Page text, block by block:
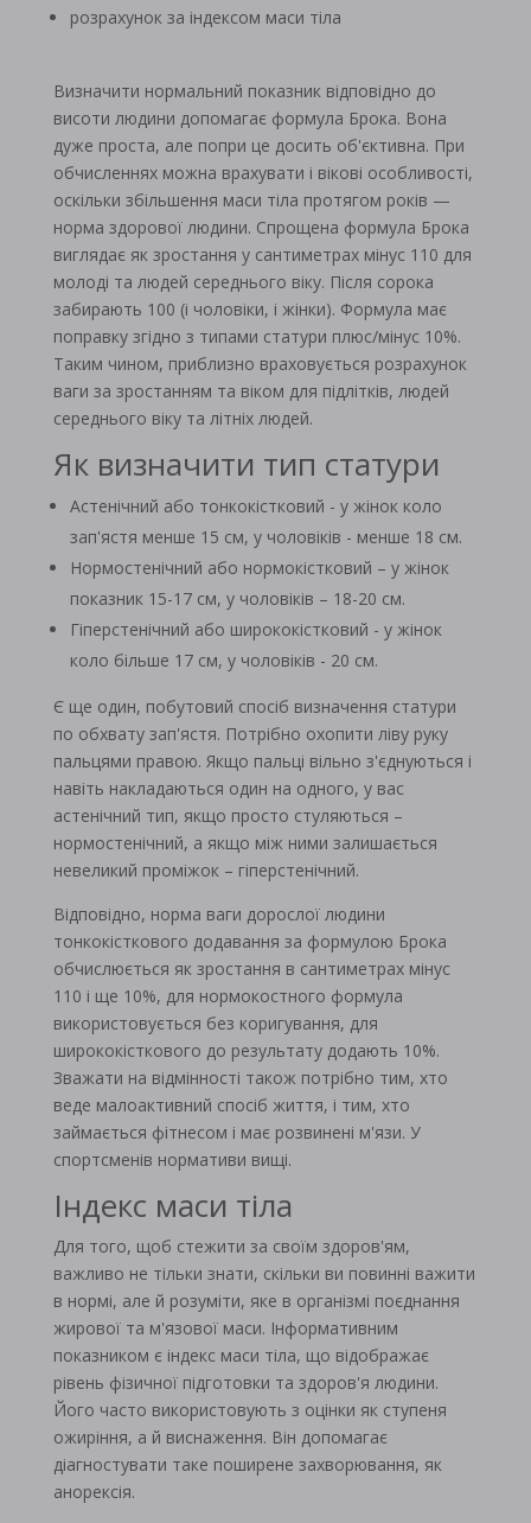
розрахунок за індексом маси тіла
Визначити нормальний показник відповідно до
висоти людини допомагає формула Брока. Вона
дуже проста, але попри це досить об'єктивна. При
обчисленнях можна врахувати і вікові особливості,
оскільки збільшення маси тіла протягом років —
норма здорової людини. Спрощена формула Брока
виглядає як зростання у сантиметрах мінус 110 для
молоді та людей середнього віку. Після сорока
забирають 100 (і чоловіки, і жінки). Формула має
поправку згідно з типами статури плюс/мінус 10%.
Таким чином, приблизно враховується розрахунок
ваги за зростанням та віком для підлітків, людей
середнього віку та літніх людей.
Як визначити тип статури
Астенічний або тонкокістковий - у жінок коло
зап'ястя менше 15 см, у чоловіків - менше 18 см.
Нормостенічний або нормокістковий – у жінок
показник 15-17 см, у чоловіків – 18-20 см.
Гіперстенічний або ширококістковий - у жінок
коло більше 17 см, у чоловіків - 20 см.
Є ще один, побутовий спосіб визначення статури
по обхвату зап'ястя. Потрібно охопити ліву руку
пальцями правою. Якщо пальці вільно з'єднуються і
навіть накладаються один на одного, у вас
астенічний тип, якщо просто стуляються –
нормостенічний, а якщо між ними залишається
невеликий проміжок – гіперстенічний.
Відповідно, норма ваги дорослої людини
тонкокісткового додавання за формулою Брока
обчислюється як зростання в сантиметрах мінус
110 і ще 10%, для нормокостного формула
використовується без коригування, для
ширококісткового до результату додають 10%.
Зважати на відмінності також потрібно тим, хто
веде малоактивний спосіб життя, і тим, хто
займається фітнесом і має розвинені м'язи. У
спортсменів нормативи вищі.
Індекс маси тіла
Для того, щоб стежити за своїм здоров'ям,
важливо не тільки знати, скільки ви повинні важити
в нормі, але й розуміти, яке в організмі поєднання
жирової та м'язової маси. Інформативним
показником є ​​індекс маси тіла, що відображає
рівень фізичної підготовки та здоров'я людини.
Його часто використовують з оцінки як ступеня
ожиріння, а й виснаження. Він допомагає
діагностувати таке поширене захворювання, як
анорексія.